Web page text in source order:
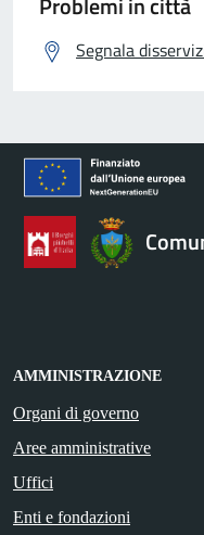
Segnala
AMMINISTRAZIONE
Organi di governo
Aree amministrative
Uffici
Enti e fondazioni